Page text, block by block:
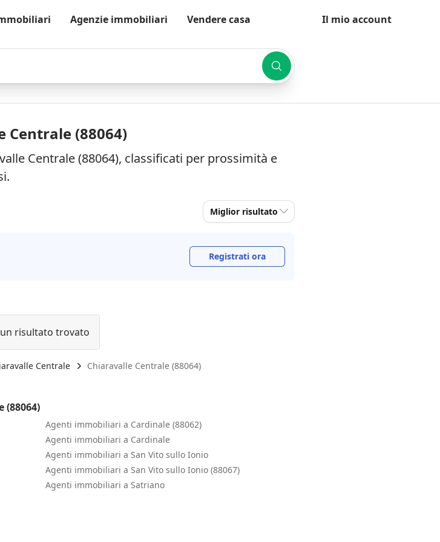
Agenzie immobiliari Vendere casa Il mio account
(88064)
Centrale (88064), classificati per prossimità e
Miglior risultato
Registrati ora
risultato trovato
Centrale Chiaravalle Centrale (88064)
Agenti immobiliari a Cardinale (88062)
Agenti immobiliari a Cardinale
Agenti immobiliari a San Vito sullo Ionio
Agenti immobiliari a San Vito sullo Ionio (88067)
Agenti immobiliari a Satriano